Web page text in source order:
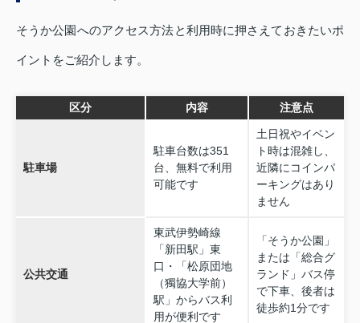
そうか公園へのアクセス方法と利用時に押さえておきたいポ
イントをご紹介します。
区分 内容 注意点
駐車場
駐車台数は351
台、無料で利用
可能です
土日祝やイベン
ト時は混雑し、
近隣にコインパ
ーキングはあり
ません
公共交通
東武伊勢崎線
「新田駅」東
口・「松原団地
（獨協大学前）
駅」からバス利
用が便利です
「そうか公園」
または「総合グ
ランド」バス停
で下車、後者は
徒歩約1分です